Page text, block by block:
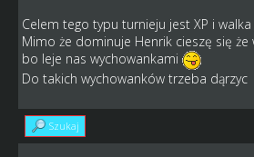
Celem tego typu turnieju jest XP i
Mimo że dominuje Henrik cieszę się
bo leje nas wychowankami
Do takich wychowanków trzeba dąrzyc
Szukaj